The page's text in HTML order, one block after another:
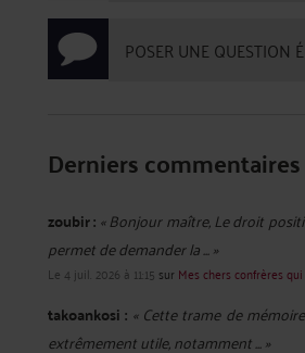
POSER UNE QUESTION
Derniers commentaires
zoubir : « Bonjour maître, Le droit
permet de demander la ... »
Le 4 juil. 2026 à 11:15 sur Mes chers confrères qui
takoankosi : « Cette trame de
extrêmement utile, notamment ... »